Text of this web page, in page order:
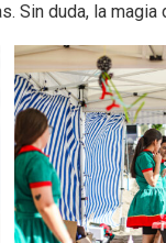
Sin duda, la